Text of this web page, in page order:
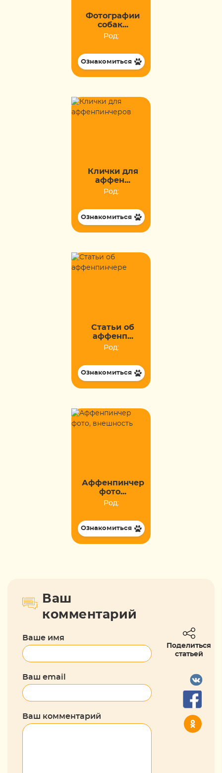
Фотографии
собак...
Род:
Ознакомиться
Клички для
аффен...
Род:
Ознакомиться
Статьи об
аффенп...
Род:
Ознакомиться
Аффенпинчер
фото...
Род:
Ознакомиться
Ваш
комментарий
Ваше имя
Ваш email
Ваш комментарий
Поделиться
статьей